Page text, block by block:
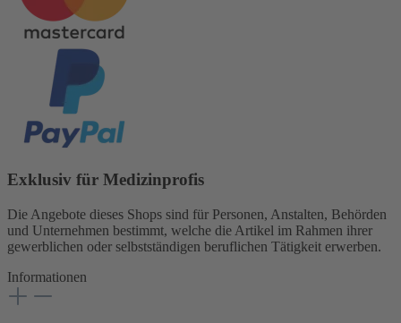
Exklusiv für Medizinprofis
Die Angebote dieses Shops sind für Personen, Anstalten, Behörden
und Unternehmen bestimmt, welche die Artikel im Rahmen ihrer
gewerblichen oder selbstständigen beruflichen Tätigkeit erwerben.
Informationen